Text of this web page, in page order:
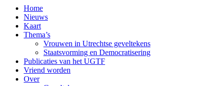
Home
Nieuws
Kaart
Thema’s
Vrouwen in Utrechtse geveltekens
Staatsvorming en Democratisering
Publicaties van het UGTF
Vriend worden
Over